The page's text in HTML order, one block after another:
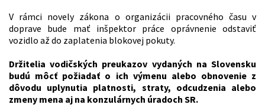
V rámci novely zákona o organizácii pracovného času v
doprave bude mať inšpektor práce oprávnenie odstaviť
vozidlo až do zaplatenia blokovej pokuty.
Držitelia vodičských preukazov vydaných na Slovensku
budú môcť požiadať o ich výmenu alebo obnovenie z
dôvodu uplynutia platnosti, straty, odcudzenia alebo
zmeny mena aj na konzulárnych úradoch SR.